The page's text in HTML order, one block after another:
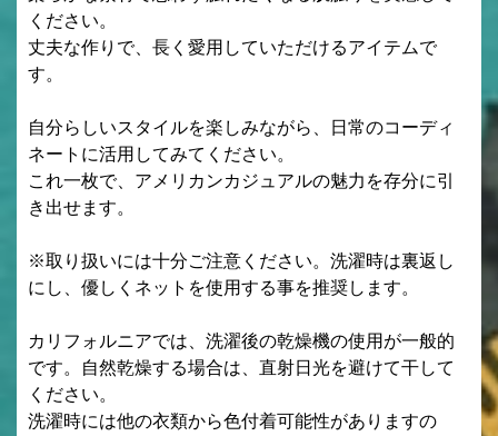
ください。
丈夫な作りで、長く愛用していただけるアイテムで
す。
自分らしいスタイルを楽しみながら、日常のコーディ
ネートに活用してみてください。
これ一枚で、アメリカンカジュアルの魅力を存分に引
き出せます。
※取り扱いには十分ご注意ください。洗濯時は裏返し
にし、優しくネットを使用する事を推奨します。
カリフォルニアでは、洗濯後の乾燥機の使用が一般的
です。自然乾燥する場合は、直射日光を避けて干して
ください。
洗濯時には他の衣類から色付着可能性がありますの